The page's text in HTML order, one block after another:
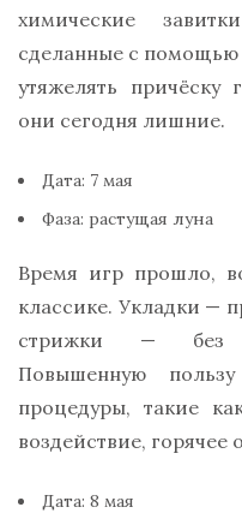
химические
сделанные с помощью
утяжелять причёску
они сегодня лишние.
Дата: 7 мая
Фаза: растущая луна
Время игр прошло,
классике. Укладки —
стрижки — без
Повышенную
процедуры, такие
воздействие, горячее
Дата: 8 мая